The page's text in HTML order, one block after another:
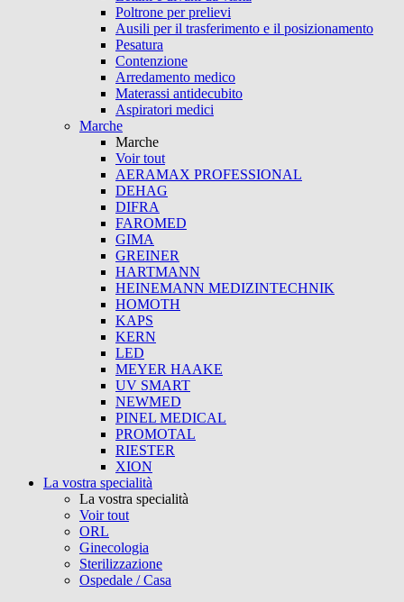
Poltrone per prelievi
Ausili per il trasferimento e il posizionamento
Pesatura
Contenzione
Arredamento medico
Materassi antidecubito
Aspiratori medici
Marche
Marche
Voir tout
AERAMAX PROFESSIONAL
DEHAG
DIFRA
FAROMED
GIMA
GREINER
HARTMANN
HEINEMANN MEDIZINTECHNIK
HOMOTH
KAPS
KERN
LED
MEYER HAAKE
UV SMART
NEWMED
PINEL MEDICAL
PROMOTAL
RIESTER
XION
La vostra specialità
La vostra specialità
Voir tout
ORL
Ginecologia
Sterilizzazione
Ospedale / Casa